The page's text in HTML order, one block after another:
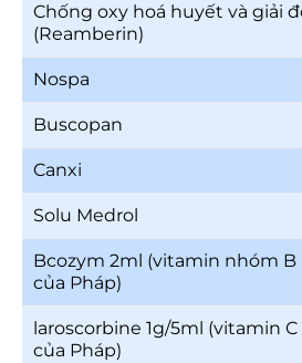
Chống oxy hoá huyết và giải
(Reamberin)
Nospa
Buscopan
Canxi
Solu Medrol
Bcozym 2ml (vitamin nhóm B
của Pháp)
laroscorbine 1g/5ml (vitamin C
của Pháp)